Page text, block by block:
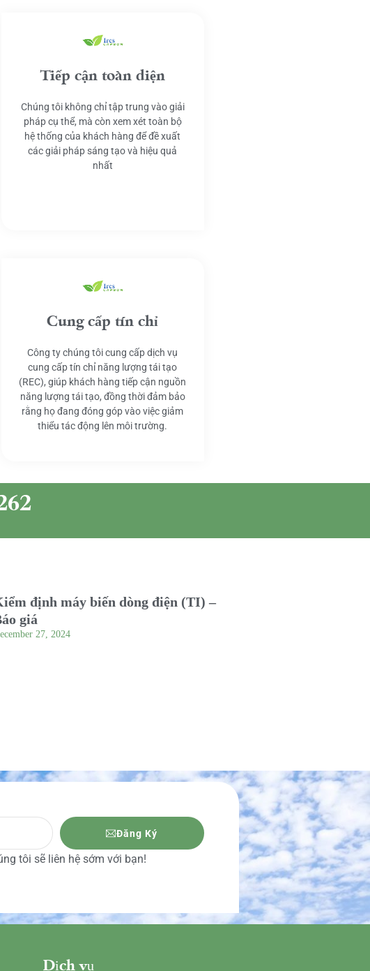
Tiếp cận toàn diện
Chúng tôi không chỉ tập trung vào giải
pháp cụ thể, mà còn xem xét toàn bộ
hệ thống của khách hàng để đề xuất
các giải pháp sáng tạo và hiệu quả
nhất
Cung cấp tín chỉ
Công ty chúng tôi cung cấp dịch vụ
cung cấp tín chỉ năng lượng tái tạo
(REC), giúp khách hàng tiếp cận nguồn
năng lượng tái tạo, đồng thời đảm bảo
rằng họ đang đóng góp vào việc giảm
thiểu tác động lên môi trường.
định máy biến dòng điện (TI) –
giá
27, 2024
Đăng Ký
tôi sẽ liên hệ sớm với bạn!
Dịch vụ